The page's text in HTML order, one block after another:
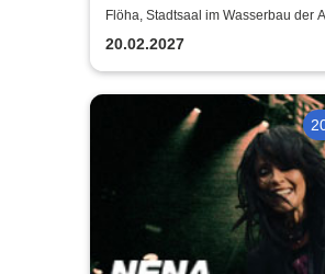
Flöha, Stadtsaal im Wasserbau der
Baumwolle
20.02.2027